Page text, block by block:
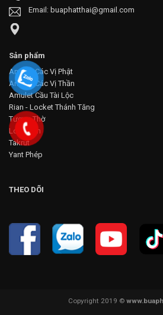
Email: buaphatthai@gmail.com
Sản phẩm
Amulet Các Vị Phật
Amulet Các Vị Thần
Amulet Cầu Tài Lộc
Rian - Locket Thánh Tăng
Tượng Thờ
Loop Om
Takrut
Yant Phép
THEO DÕI
Copyright 2019 ©